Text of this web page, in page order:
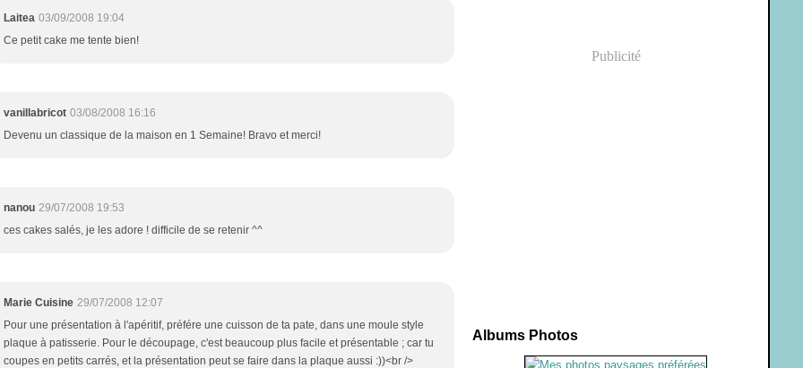
Laitea 03/09/2008 19:04
Ce petit cake me tente bien!
vanillabricot 03/08/2008 16:16
Devenu un classique de la maison en 1 Semaine! Bravo et merci!
nanou 29/07/2008 19:53
ces cakes salés, je les adore ! difficile de se retenir ^^
Marie Cuisine 29/07/2008 12:07
Pour une présentation à l'apéritif, préfére une cuisson de ta pate, dans une moule style
plaque à patisserie. Pour le découpage, c'est beaucoup plus facile et présentable ; car tu
coupes en petits carrés, et la présentation peut se faire dans la plaque aussi :))<br />
Publicité
Albums Photos